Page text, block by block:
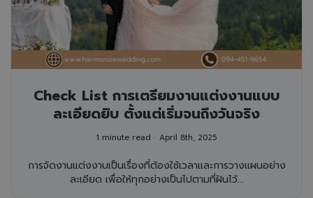
Check List การเตรียมงานแต่งงานแบบ
ละเอียดยิบ ตั้งแต่เริ่มจนถึงวันจริง
1 minute read April 8th, 2025
การจัดงานแต่งงานเป็นเรื่องที่ต้องใช้เวลาและการวางแผนอย่าง
ละเอียด เพื่อให้ทุกอย่างเป็นไปตามที่ฝันไว้...